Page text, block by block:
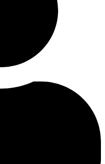
a jornalistas e profissionais
institucional do
visual, informação sobre a
disponibiliza a sua equipa
de comunicação social através
e esclarecimentos sobre temas
agrícola, soluções